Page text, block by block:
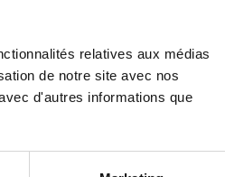
relatives aux médias
de notre site avec nos
d'autres informations que
CERTIFIÉ ISO